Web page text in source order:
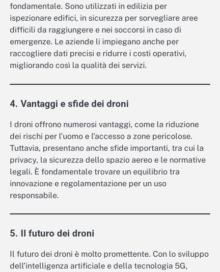
fondamentale. Sono utilizzati in edilizia per
ispezionare edifici, in sicurezza per sorvegliare aree
difficili da raggiungere e nei soccorsi in caso di
emergenze. Le aziende li impiegano anche per
raccogliere dati precisi e ridurre i costi operativi,
migliorando così la qualità dei servizi.
4. Vantaggi e sfide dei droni
I droni offrono numerosi vantaggi, come la riduzione
dei rischi per l’uomo e l’accesso a zone pericolose.
Tuttavia, presentano anche sfide importanti, tra cui la
privacy, la sicurezza dello spazio aereo e le normative
legali. È fondamentale trovare un equilibrio tra
innovazione e regolamentazione per un uso
responsabile.
5. Il futuro dei droni
Il futuro dei droni è molto promettente. Con lo sviluppo
dell’intelligenza artificiale e della tecnologia 5G,